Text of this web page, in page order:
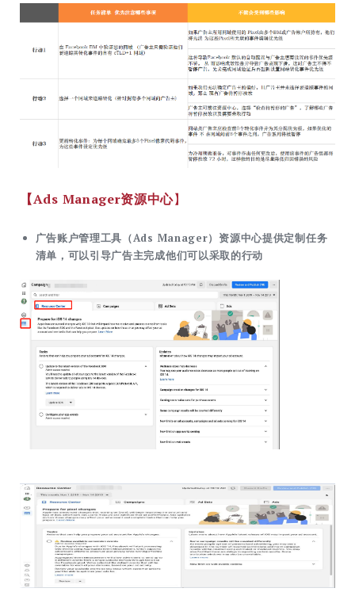
【Ads Manager资源中心】
广告账户管理工具（Ads Manager）资源中心提供定制任务
清单，可以引导广告主完成他们可以采取的行动